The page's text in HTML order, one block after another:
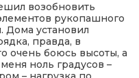
возобновить
рукопашного
Дома установил
правда, в
очень боюсь высоты, а
ноль градусов –